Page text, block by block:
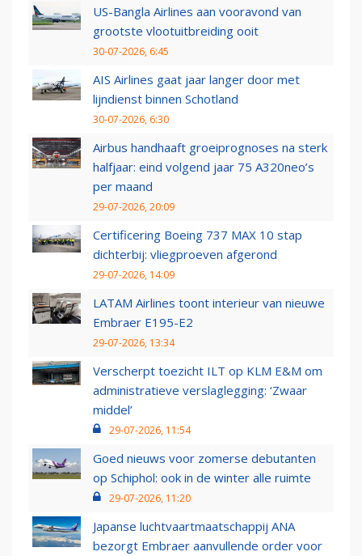
US-Bangla Airlines aan vooravond van
grootste vlootuitbreiding ooit
30-07-2026, 6:45
AIS Airlines gaat jaar langer door met
lijndienst binnen Schotland
30-07-2026, 6:30
Airbus handhaaft groeiprognoses na sterk
halfjaar: eind volgend jaar 75 A320neo’s
per maand
29-07-2026, 20:09
Certificering Boeing 737 MAX 10 stap
dichterbij: vliegproeven afgerond
29-07-2026, 14:09
LATAM Airlines toont interieur van nieuwe
Embraer E195-E2
29-07-2026, 13:34
Verscherpt toezicht ILT op KLM E&M om
administratieve verslaglegging: ‘Zwaar
middel’
29-07-2026, 11:54
Goed nieuws voor zomerse debutanten
op Schiphol: ook in de winter alle ruimte
29-07-2026, 11:20
Japanse luchtvaartmaatschappij ANA
bezorgt Embraer aanvullende order voor